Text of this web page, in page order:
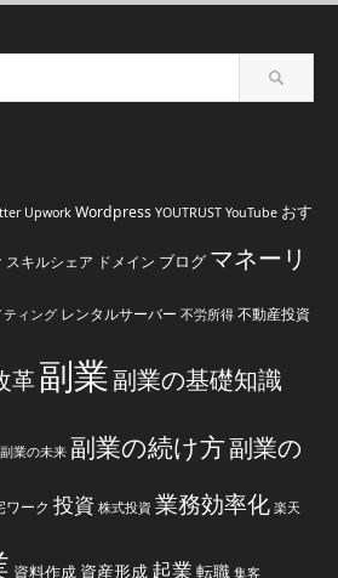
Upwork Wordpress YOUTRUST YouTube おす
スキルシェア ドメイン ブログ マネーリ
ティング レンタルサーバー 不労所得 不動産投資
革副業副業の基礎知識
副業の未来 副業の続け方副業の
ワーク 投資 株式投資 業務効率化 楽天
資料作成 資産形成 起業 転職 集客